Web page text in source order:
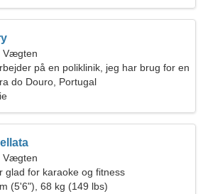
Vægten
på en poliklinik, jeg har brug for en
kvinde
do Douro, Portugal
Vægten
glad for karaoke og fitness
(5'6"), 68 kg (149 lbs)